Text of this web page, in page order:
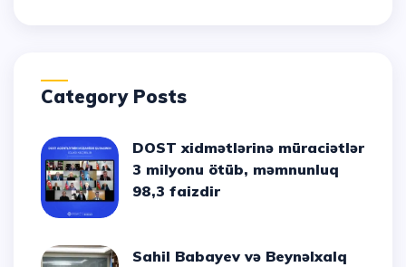
Category Posts
DOST xidmətlərinə müraciətlər
3 milyonu ötüb, məmnunluq
98,3 faizdir
Sahil Babayev və Beynəlxalq